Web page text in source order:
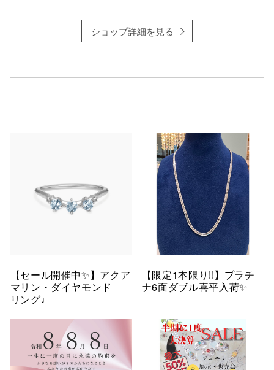
ショップ詳細を見る
【セール開催中✨】アクア
マリン・ダイヤモンド
リング♩
【限定1本限り‼︎】プラチ
ナ6面ダブル喜平入荷✨